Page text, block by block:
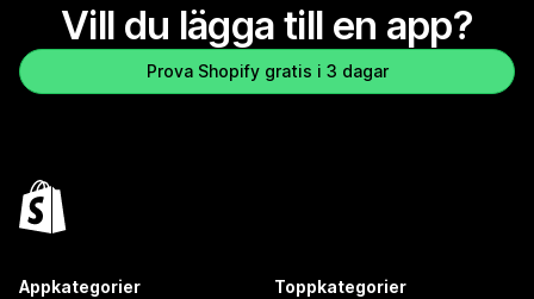
Vill du lägga till en app?
Prova Shopify gratis i 3 dagar
Appkategorier Toppkategorier